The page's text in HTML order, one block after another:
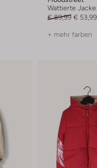
Wattierte Jacke
€ 89,99 € 53,99
+ mehr farben